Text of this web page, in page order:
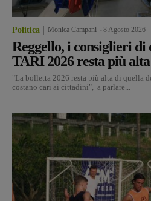
Politica Monica Campani 8 Agosto 2026
Reggello, i consiglieri di
TARI 2026 resta più
"La bolletta 2026 resta più alta di quella
costano cari ai cittadini", a parlare...